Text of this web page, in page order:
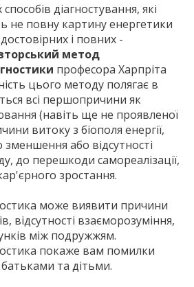
способів діагностування, які
не повну картину енергетики
і повних -
метод
професора Харпріта
цього методу полягає в
всі першопричини як
(навіть ще не проявленої
витоку з біополя енергії,
або відсутності
до перешкоди самореалізації,
зростання.
може виявити причини
відсутності взаєморозуміння,
між подружжям.
покаже вам помилки
та дітьми.